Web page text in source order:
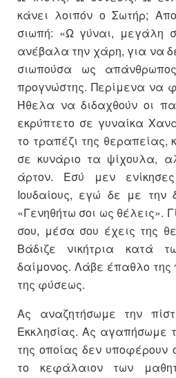
κάνει λοιπόν ο Σωτήρ;
σιωπή: «Ω γύναι, μεγάλη
ανέβαλα την χάρη, για να
σιωπούσα ως
προγνώστης. Περίμενα να
Ήθελα να διδαχθούν οι
εκρύπτετο σε γυναίκα
το τραπέζι της θεραπείας,
σε κυνάριο τα ψίχουλα,
άρτον. Εσύ μεν
Ιουδαίους, εγώ δε με
«Γενηθήτω σοι ως θέλεις».
σου, μέσα σου έχεις της
Βάδιζε νικήτρια κατά
δαίμονος. Λάβε έπαθλο της
της φύσεως.
Ας αναζητήσωμε την
Εκκλησίας. Ας αγαπήσωμε
της οποίας δεν υποφέρουν
το κεφάλαιον των